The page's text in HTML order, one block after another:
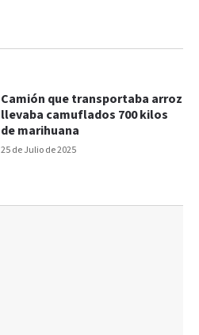
25 de Julio de 2025
Camión que transportaba arroz
llevaba camuflados 700 kilos
de marihuana